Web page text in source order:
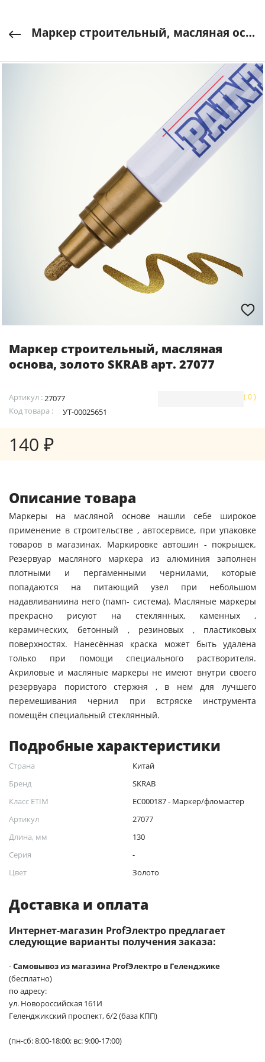
Маркер строительный, масляная основа, золото SKRAB арт. 27077
Маркер строительный, масляная
основа, золото SKRAB арт. 27077
Артикул :27077
Код товара :
УТ-00025651
( 0 )
140 ₽
Описание товара
Маркеры на масляной основе нашли себе широкое
применение в строительстве , автосервисе, при упаковке
товаров в магазинах. Маркировке автошин - покрышек.
Резервуар масляного маркера из алюминия заполнен
плотными и пергаменными чернилами, которые
попадаются на питающий узел при небольшом
надавливаниина него (памп- система). Масляные маркеры
прекрасно рисуют на стеклянных, каменных ,
керамических, бетонный , резиновых , пластиковых
поверхностях. Нанесённая краска может быть удалена
только при помощи специального растворителя.
Акриловые и масляные маркеры не имеют внутри своего
резервуара пористого стержня , в нем для лучшего
перемешивания чернил при встряске инструмента
помещён специальный стеклянный.
Подробные характеристики
Страна
Китай
Бренд
SKRAB
Класс ETIM
EC000187 - Маркер/фломастер
Артикул
27077
Длина, мм
130
Серия
-
Цвет
Золото
Доставка и оплата
Интернет-магазин ProfЭлектро предлагает
следующие варианты получения заказа:
-Самовывоз из магазина ProfЭлектро в Геленджике
(бесплатно)
по адресу:
ул. Новороссийская 161И
Геленджикский проспект, 6/2 (база КПП)
(пн-сб: 8:00-18:00; вс: 9:00-17:00)